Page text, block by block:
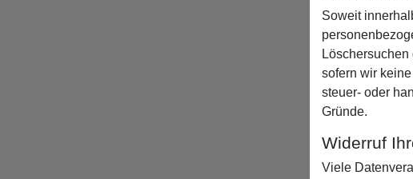
Soweit
sofern wir
steuer- oder
Gründe.
Widerruf
Viele